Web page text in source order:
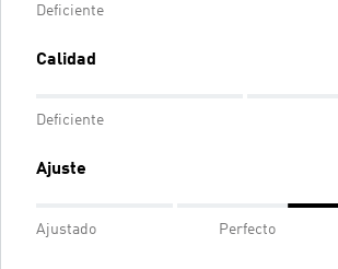
Deficiente
Calidad
Deficiente
Ajuste
Ajustado Perfecto